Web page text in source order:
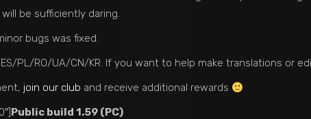
be sufficiently daring.
bugs was fixed.
PL/RO/UA/CN/KR. If you want to help make translations or
join our club and receive additional rewards
Public build 1.59 (PC)